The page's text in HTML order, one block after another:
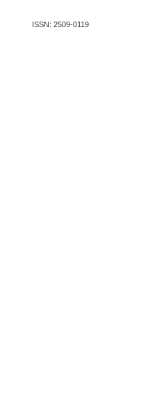
ISSN: 2509-0119